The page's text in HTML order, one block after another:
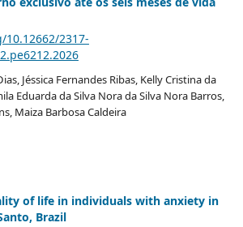
2317-
Jéssica Fernandes Ribas, Kelly Cristina da
Eduarda da Silva Nora da Silva Nora Barros,
Maiza Barbosa Caldeira
of life in individuals with anxiety in
Brazil